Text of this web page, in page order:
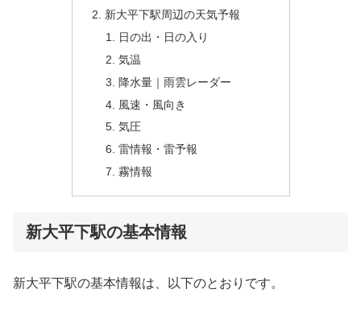
新大平下駅周辺の天気予報
日の出・日の入り
気温
降水量｜雨雲レーダー
風速・風向き
気圧
雷情報・雷予報
霧情報
新大平下駅の基本情報
新大平下駅の基本情報は、以下のとおりです。